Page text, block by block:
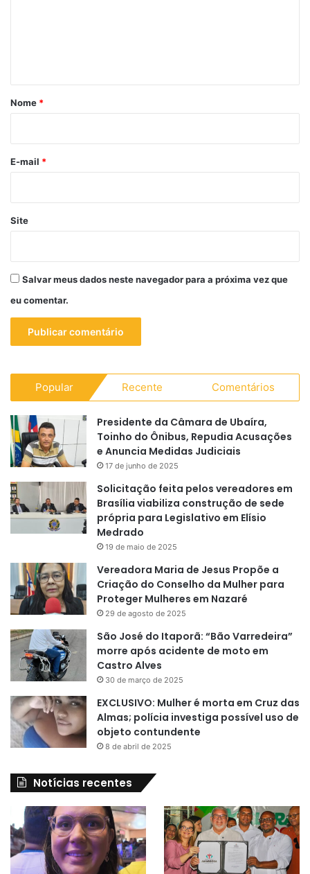
r
*
Nome *
E-mail *
Site
Salvar meus dados neste navegador para a próxima vez que
eu comentar.
Popular Recente Comentários
Presidente da Câmara de Ubaíra,
Toinho do Ônibus, Repudia Acusações
e Anuncia Medidas Judiciais
17 de junho de 2025
Solicitação feita pelos vereadores em
Brasília viabiliza construção de sede
própria para Legislativo em Elísio
Medrado
19 de maio de 2025
Vereadora Maria de Jesus Propõe a
Criação do Conselho da Mulher para
Proteger Mulheres em Nazaré
29 de agosto de 2025
São José do Itaporã: “Bão Varredeira”
morre após acidente de moto em
Castro Alves
30 de março de 2025
EXCLUSIVO: Mulher é morta em Cruz das
Almas; polícia investiga possível uso de
objeto contundente
8 de abril de 2025
Notícias recentes